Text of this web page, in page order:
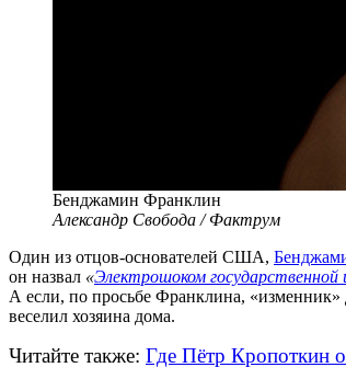
Бенджамин Франклин
Александр Свобода / Фактрум
Один из отцов-основателей США,
он назвал «Электрошоком государственной
А если, по просьбе Франклина, «изменник»
веселил хозяина дома.
Читайте также: Где Пётр Кропоткин